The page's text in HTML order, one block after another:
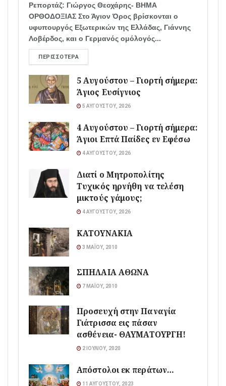
Ρεπορτάζ: Γιώργος Θεοχάρης- ΒΗΜΑ
ΟΡΘΟΔΟΞΙΑΣ Στο Άγιον Όρος βρίσκονται ο
υφυπουργός Εξωτερικών της Ελλάδας, Γιάννης
Λοβέρδος, και ο Γερμανός ομόλογός...
ΠΕΡΙΣΣΌΤΕΡΑ
5 Αυγούστου – Γιορτή σήμερα:
Άγιος Ευσίγνιος
5 ΑΥΓΟΎΣΤΟΥ, 2026
4 Αυγούστου – Γιορτή σήμερα:
Άγιοι Επτά Παίδες εν Εφέσω
4 ΑΥΓΟΎΣΤΟΥ, 2026
Διατί ο Μητροπολίτης
Τυχικός ηρνήθη να τελέση
μικτούς γάμους;
4 ΑΥΓΟΎΣΤΟΥ, 2026
ΚΑΤΟΥΝΑΚΙΑ
3 ΜΑΪ́ΟΥ, 2010
ΣΠΗΛΑΙΑ ΑΘΩΝΑ
7 ΜΑΪ́ΟΥ, 2010
Προσευχή στην Παναγία
Γιάτρισσα εις πάσαν
ασθένεια- ΘΑΥΜΑΤΟΥΡΓΗ!
2 ΙΟΥΛΊΟΥ, 2020
Απόστολοι εκ περάτων…
11 ΑΥΓΟΎΣΤΟΥ, 2023